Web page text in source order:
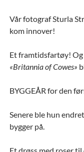
Vår fotograf Sturla
kom innover!
Et framtidsfartøy!
«Britannia of Cowes»
BYGGEÅR for den
Senere ble hun
bygger på.